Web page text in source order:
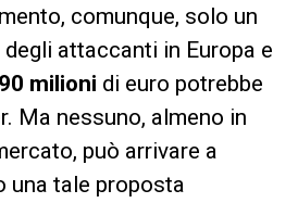
comunque, solo un
attaccanti in Europa e
milioni di euro potrebbe
Ma nessuno, almeno in
può arrivare a
una tale proposta